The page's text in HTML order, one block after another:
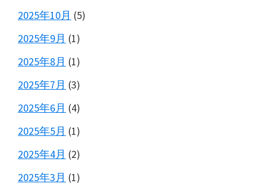
2025年10月 (5)
2025年9月 (1)
2025年8月 (1)
2025年7月 (3)
2025年6月 (4)
2025年5月 (1)
2025年4月 (2)
2025年3月 (1)